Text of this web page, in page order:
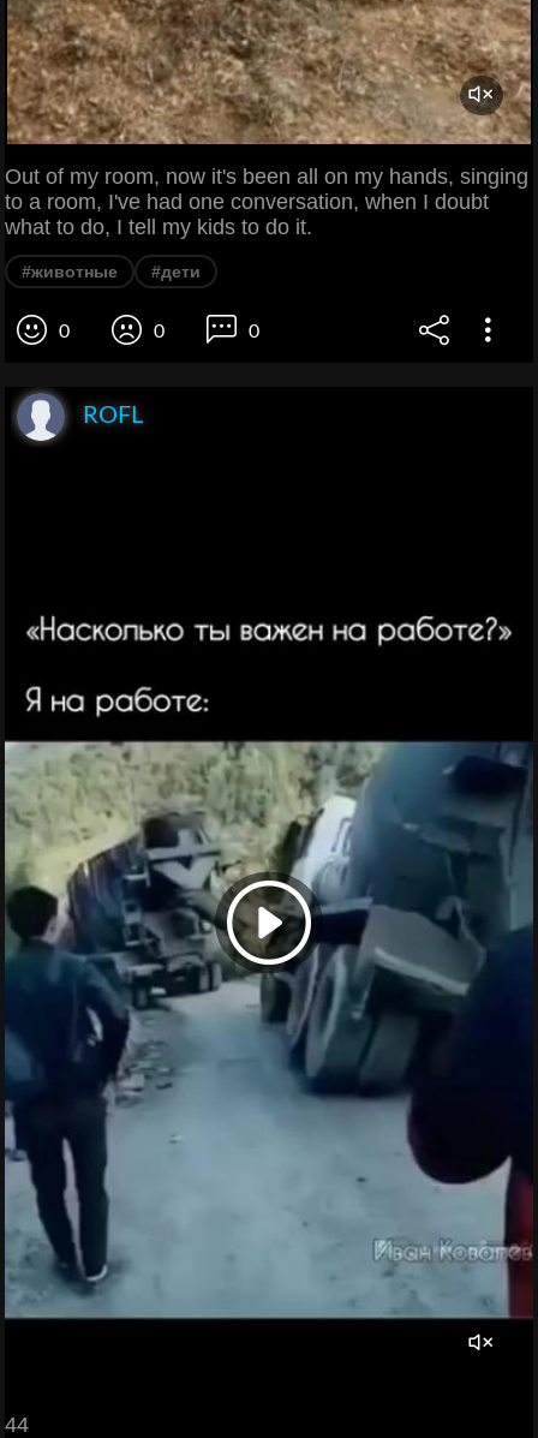
Out of my room, now it's been all on my hands, singing
to a room, I've had one conversation, when I doubt
what to do, I tell my kids to do it.
#животные #дети
0 0 0
ROFL
44